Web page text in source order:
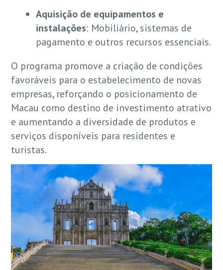
Aquisição de equipamentos e
instalações: Mobiliário, sistemas de
pagamento e outros recursos essenciais.
O programa promove a criação de condições
favoráveis para o estabelecimento de novas
empresas, reforçando o posicionamento de
Macau como destino de investimento atrativo
e aumentando a diversidade de produtos e
serviços disponíveis para residentes e
turistas.